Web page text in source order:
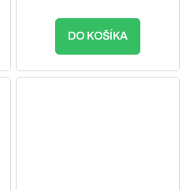
DO KOŠÍKA